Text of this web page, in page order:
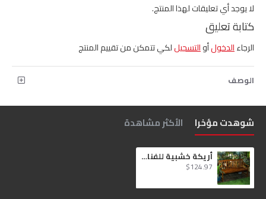
لا يوجد أي تعليقات لهذا المنتج.
كتابة تعليق
الرجاءالدخولأوالتسجيللكي تتمكن من تقييم المنتج
الوصف
شوهدت مؤخرا الأكثر مشاهدة
أريكة خشبية للفناء في الهواء الطلق
$124.97